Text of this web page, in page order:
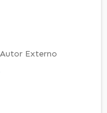
Autor Externo